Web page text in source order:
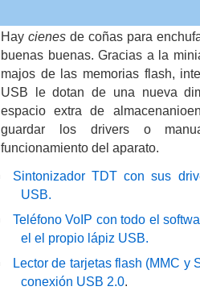
Hay cienes de coñas para
buenas buenas. Gracias a la
majos de las memorias flash,
USB le dotan de una nueva
espacio extra de
guardar los drivers o
funcionamiento del aparato.
Sintonizador TDT con sus
USB.
Teléfono VoIP con todo el
el el propio lápiz USB.
Lector de tarjetas flash (MMC y
conexión USB 2.0.